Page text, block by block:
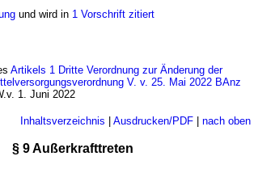
und wird in 1 Vorschrift zitiert
Artikels 1 Dritte Verordnung zur Änderung der
V. v. 25. Mai 2022 BAnz
1. Juni 2022
Inhaltsverzeichnis | Ausdrucken/PDF| nach oben
§ 9 Außerkrafttreten